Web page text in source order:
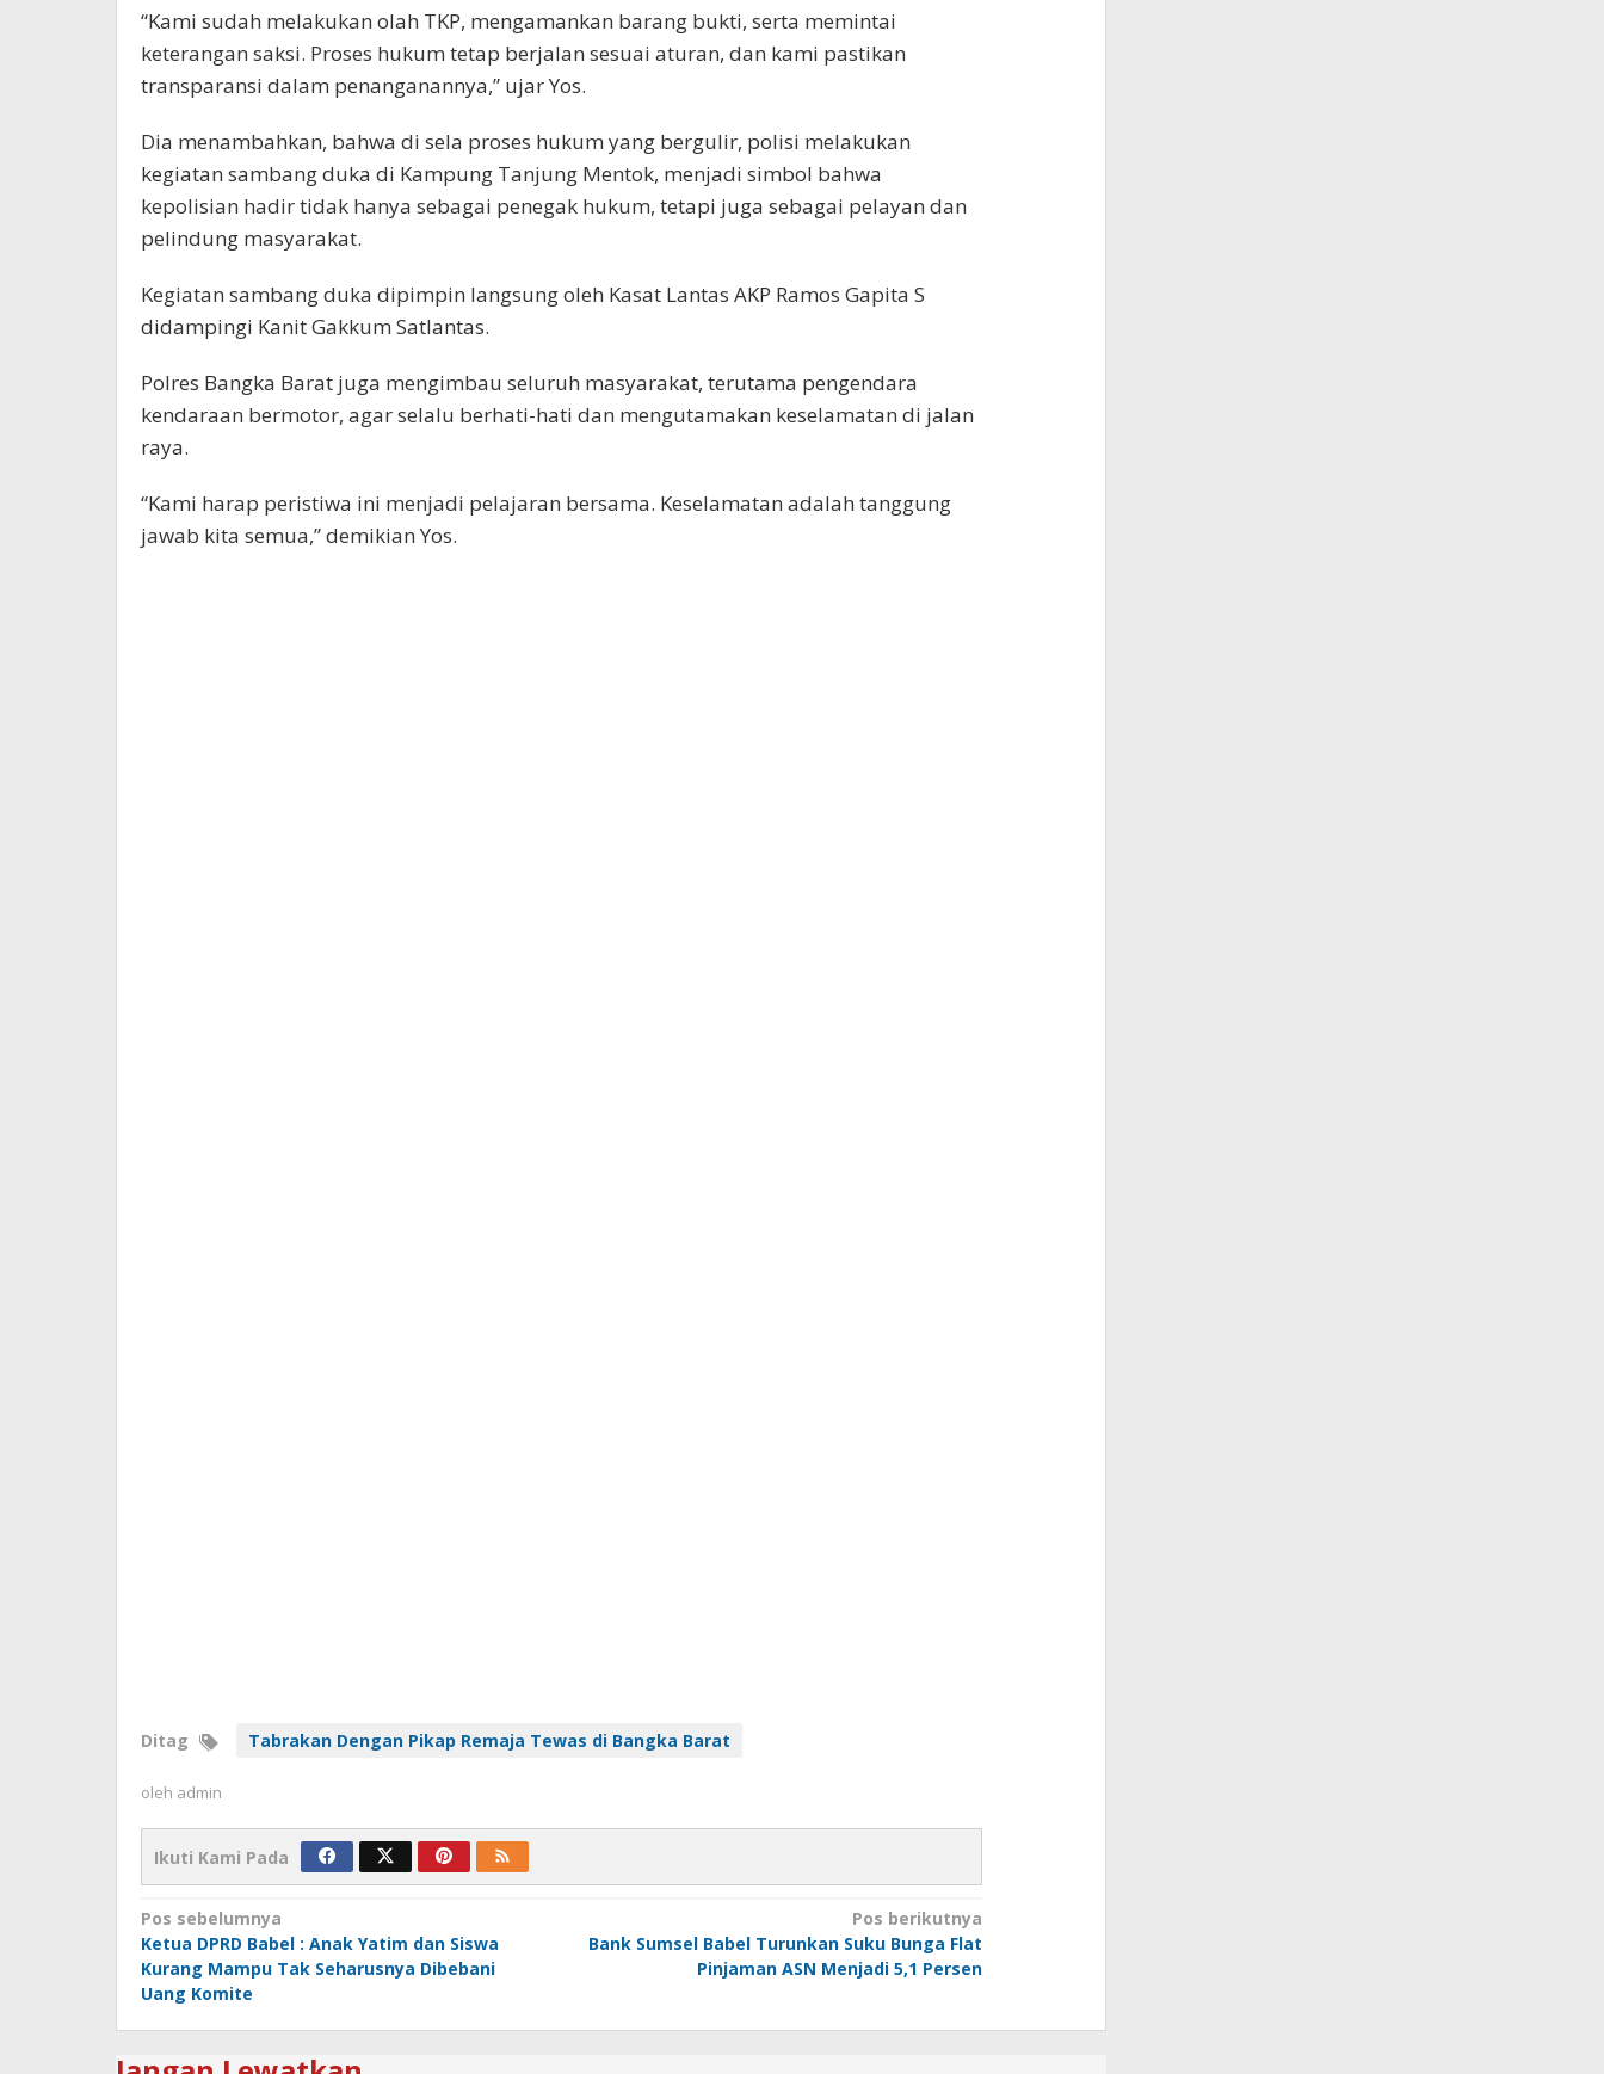
“Kami sudah melakukan olah TKP, mengamankan barang bukti, serta memintai
keterangan saksi. Proses hukum tetap berjalan sesuai aturan, dan kami pastikan
transparansi dalam penanganannya,” ujar Yos.
Dia menambahkan, bahwa di sela proses hukum yang bergulir, polisi melakukan
kegiatan sambang duka di Kampung Tanjung Mentok, menjadi simbol bahwa
kepolisian hadir tidak hanya sebagai penegak hukum, tetapi juga sebagai pelayan dan
pelindung masyarakat.
Kegiatan sambang duka dipimpin langsung oleh Kasat Lantas AKP Ramos Gapita S
didampingi Kanit Gakkum Satlantas.
Polres Bangka Barat juga mengimbau seluruh masyarakat, terutama pengendara
kendaraan bermotor, agar selalu berhati-hati dan mengutamakan keselamatan di jalan
raya.
“Kami harap peristiwa ini menjadi pelajaran bersama. Keselamatan adalah tanggung
jawab kita semua,” demikian Yos.
Ditag Tabrakan Dengan Pikap Remaja Tewas di Bangka Barat
oleh admin
Ikuti Kami Pada
Navigasi
pos
Pos sebelumnya
Ketua DPRD Babel : Anak Yatim dan Siswa
Kurang Mampu Tak Seharusnya Dibebani
Uang Komite
Pos berikutnya
Bank Sumsel Babel Turunkan Suku Bunga Flat
Pinjaman ASN Menjadi 5,1 Persen